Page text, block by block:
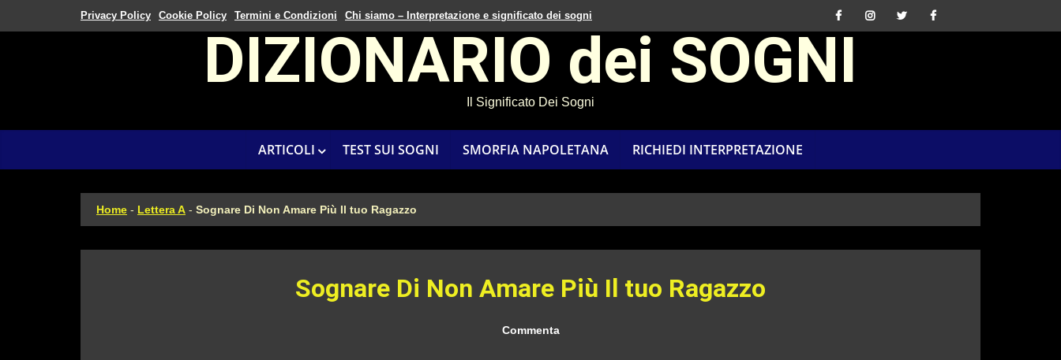
Privacy Policy Cookie Policy Termini e Condizioni Chi siamo – Interpretazione e significato dei sogni
DIZIONARIO dei SOGNI
Il Significato Dei Sogni
ARTICOLI TEST SUI SOGNI SMORFIA NAPOLETANA RICHIEDI INTERPRETAZIONE
Home - Lettera A - Sognare Di Non Amare Più Il tuo Ragazzo
Sognare Di Non Amare Più Il tuo Ragazzo
Commenta